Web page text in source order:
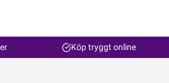
Köp tryggt online